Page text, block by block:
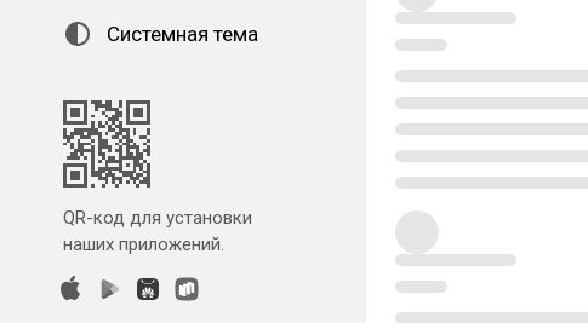
Системная тема
QR-код для установки
наших приложений.